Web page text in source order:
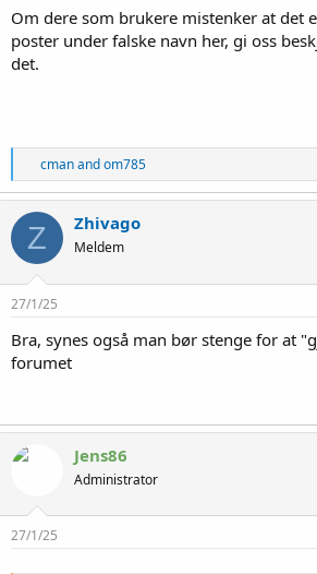
Om dere som brukere mistenker at det
poster under falske navn her, gi oss
det.
R
e
a
c
t
i
o
n
s
cmanandom785
Z Zhivago
Meldem
27/1/25
Bra, synes også man bør stenge for at
forumet
Jens86
Administrator
27/1/25